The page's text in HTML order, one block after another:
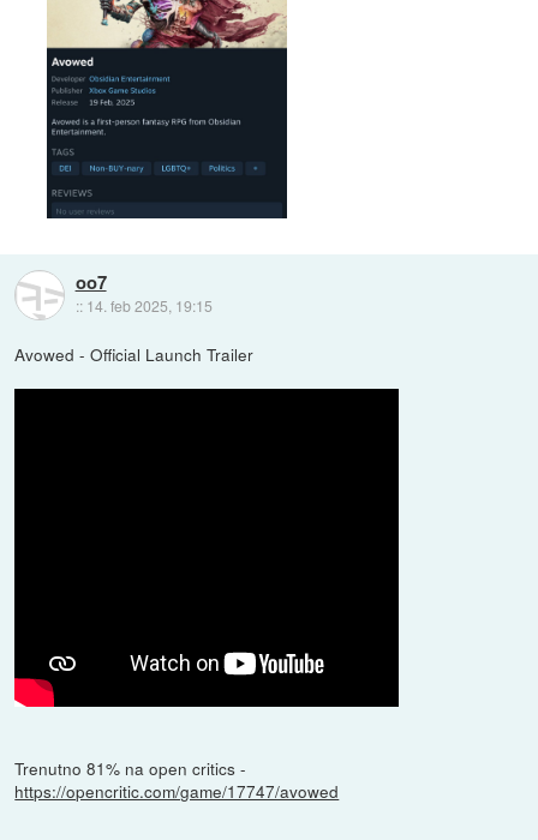
oo7
:: 14. feb 2025, 19:15
Avowed - Official Launch Trailer
Trenutno 81% na open critics -
https://opencritic.com/game/17747/avowed